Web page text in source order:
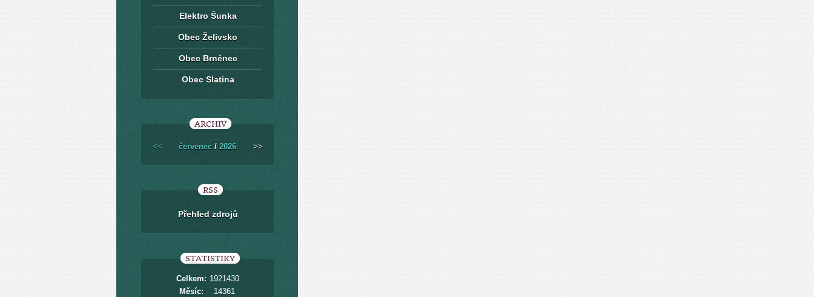
Elektro Šunka
Obec Želivsko
Obec Brněnec
Obec Slatina
ARCHIV
<< červenec / 2026 >>
RSS
Přehled zdrojů
STATISTIKY
Celkem: 1921430
Měsíc:
14361